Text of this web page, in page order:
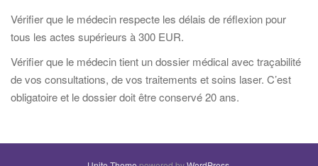
Vérifier que le médecin respecte les délais de réflexion pour
tous les actes supérieurs à 300 EUR.
Vérifier que le médecin tient un dossier médical avec traçabilité
de vos consultations, de vos traitements et soins laser. C’est
obligatoire et le dossier doit être conservé 20 ans.